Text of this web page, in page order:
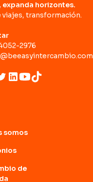
expanda horizontes.
viajes, transformación.
2976
somos
de